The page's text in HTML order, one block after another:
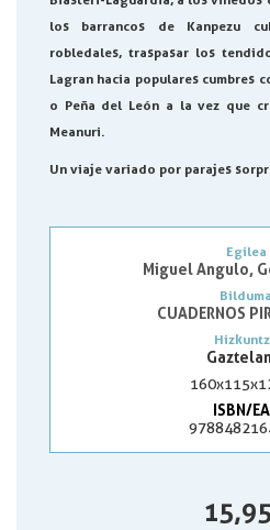
los barrancos de Kanpezu
robledales, traspasar los
Lagran hacia populares cumbres
o Peña del León a la vez que
Meanuri.
Un viaje variado por parajes
Egilea
Miguel Angulo,
Bilduma
CUADERNOS
ISBN/